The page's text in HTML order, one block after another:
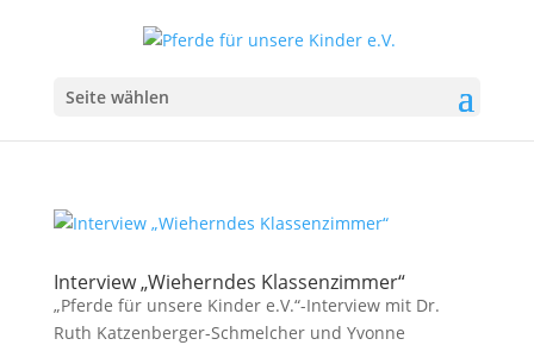
Seite wählen
Interview „Wieherndes Klassenzimmer“
„Pferde für unsere Kinder e.V.“-Interview mit Dr.
Ruth Katzenberger-Schmelcher und Yvonne